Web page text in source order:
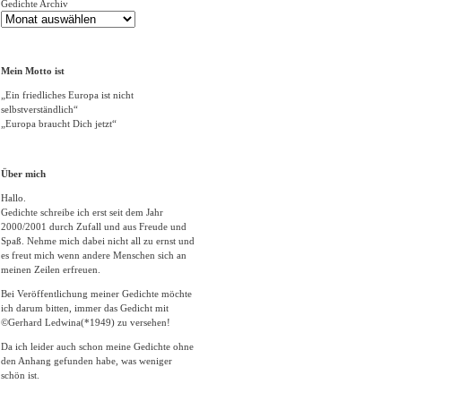
Gedichte Archiv
Mein Motto ist
„Ein friedliches Europa ist nicht
selbstverständlich“
„Europa braucht Dich jetzt“
Über mich
Hallo.
Gedichte schreibe ich erst seit dem Jahr
2000/2001 durch Zufall und aus Freude und
Spaß. Nehme mich dabei nicht all zu ernst und
es freut mich wenn andere Menschen sich an
meinen Zeilen erfreuen.
Bei Veröffentlichung meiner Gedichte möchte
ich darum bitten, immer das Gedicht mit
©Gerhard Ledwina(*1949) zu versehen!
Da ich leider auch schon meine Gedichte ohne
den Anhang gefunden habe, was weniger
schön ist.